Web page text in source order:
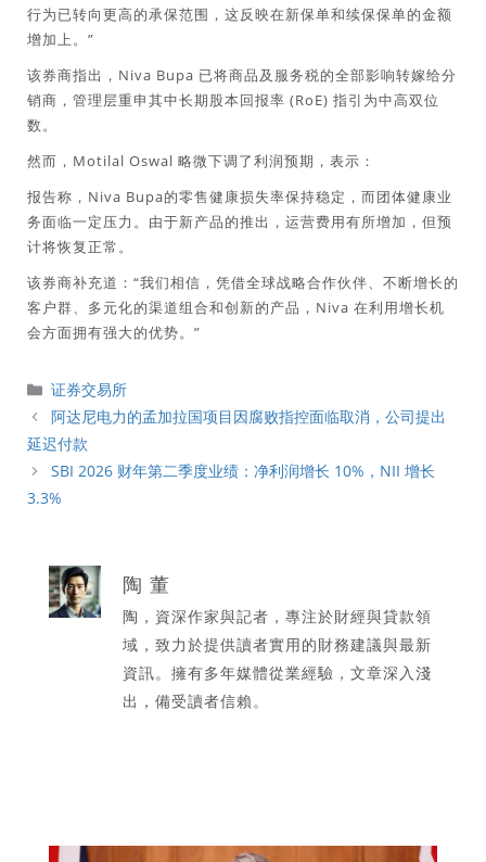
行为已转向更高的承保范围，这反映在新保单和续保保单的金额
增加上。”
该券商指出，Niva Bupa 已将商品及服务税的全部影响转嫁给分
销商，管理层重申其中长期股本回报率 (RoE) 指引为中高双位
数。
然而，Motilal Oswal 略微下调了利润预期，表示：
报告称，Niva Bupa的零售健康损失率保持稳定，而团体健康业
务面临一定压力。由于新产品的推出，运营费用有所增加，但预
计将恢复正常。
该券商补充道：“我们相信，凭借全球战略合作伙伴、不断增长的
客户群、多元化的渠道组合和创新的产品，Niva 在利用增长机
会方面拥有强大的优势。”
分
類
证券交易所
阿达尼电力的孟加拉国项目因腐败指控面临取消，公司提出
延迟付款
SBI 2026 财年第二季度业绩：净利润增长 10%，NII 增长
3.3%
陶 董
陶，資深作家與記者，專注於財經與貸款領
域，致力於提供讀者實用的財務建議與最新
資訊。擁有多年媒體從業經驗，文章深入淺
出，備受讀者信賴。